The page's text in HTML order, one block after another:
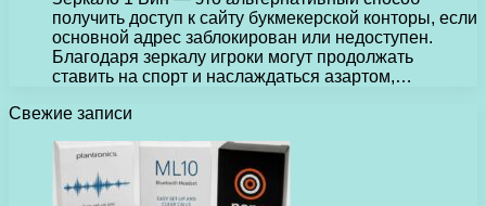
получить доступ к сайту букмекерской конторы, если
основной адрес заблокирован или недоступен.
Благодаря зеркалу игроки могут продолжать
ставить на спорт и наслаждаться азартом,…
Свежие записи